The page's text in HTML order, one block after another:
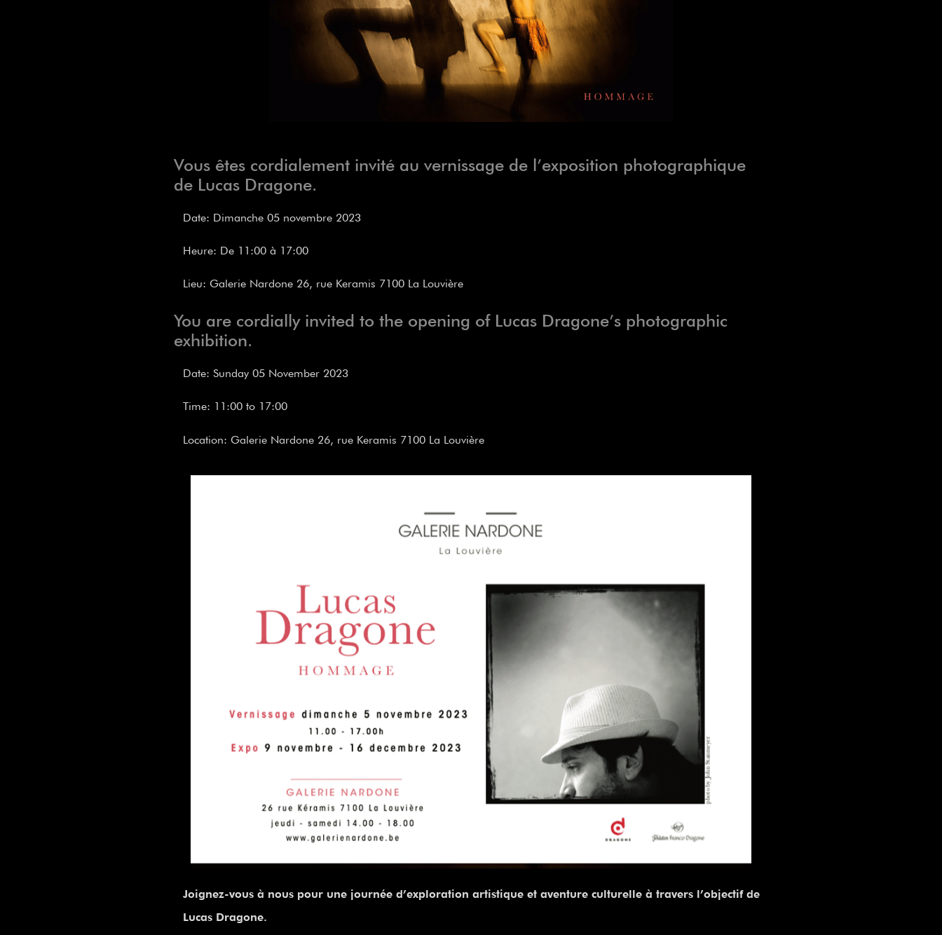
Vous êtes cordialement invité au vernissage de l’exposition photographique
de Lucas Dragone.
Date: Dimanche 05 novembre 2023
Heure: De 11:00 à 17:00
Lieu: Galerie Nardone 26, rue Keramis 7100 La Louvière
You are cordially invited to the opening of Lucas Dragone’s photographic
exhibition.
Date: Sunday 05 November 2023
Time: 11:00 to 17:00
Location: Galerie Nardone 26, rue Keramis 7100 La Louvière
Joignez-vous à nous pour une journée d’exploration artistique et aventure culturelle à travers l’objectif de
Lucas Dragone.